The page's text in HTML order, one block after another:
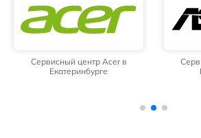
Сервисный центр Acer в
Екатеринбурге